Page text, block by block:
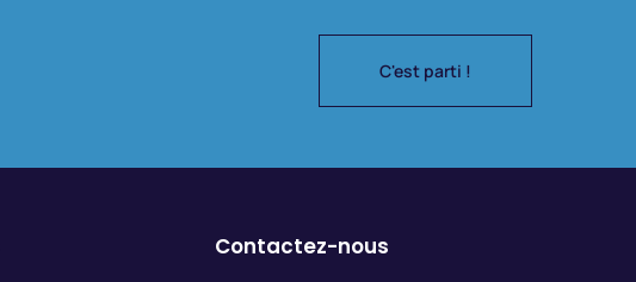
C'est parti !
Contactez-nous